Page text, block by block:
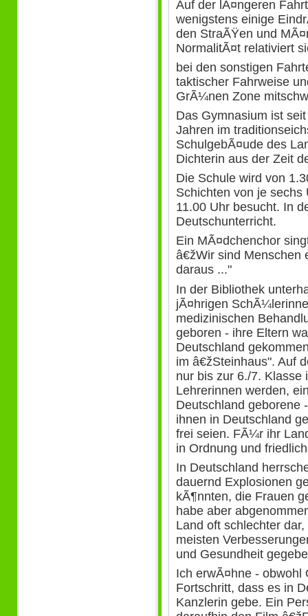
Auf der lÃ¤ngeren
wenigstens einige
den StraÃŸen und
NormalitÃ¤t relativiert
bei den sonstigen
taktischer Fahrweise
GrÃ¼nen Zone
Das Gymnasium ist
Jahren im
SchulgebÃ¤ude des
Dichterin aus der Zeit
Die Schule wird von
Schichten von je sechs
11.00 Uhr besucht. In
Deutschunterricht.
Ein MÃ¤dchenchor
â€žWir sind Menschen
daraus ..."
In der Bibliothek
jÃ¤hrigen
medizinischen
geboren - ihre Eltern
Deutschland
im â€žSteinhaus". Auf
nur bis zur 6./7. Klasse
Lehrerinnen werden,
Deutschland geborene
ihnen in Deutschland
frei seien. FÃ¼r ihr
in Ordnung und
In Deutschland
dauernd Explosionen
kÃ¶nnten, die Frauen
habe aber
Land oft schlechter
meisten
und Gesundheit
Ich erwÃ¤hne - obwohl
Fortschritt, dass es in
Kanzlerin gebe. Ein